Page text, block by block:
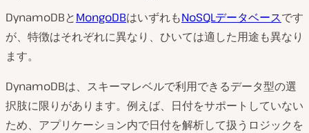
DynamoDBとMongoDBはいずれもNoSQLデータベースです
が、特徴はそれぞれに異なり、ひいては適した用途も異なり
ます。
DynamoDBは、スキーマレベルで利用できるデータ型の選
択肢に限りがあります。例えば、日付をサポートしていない
ため、アプリケーション内で日付を解析して扱うロジックを